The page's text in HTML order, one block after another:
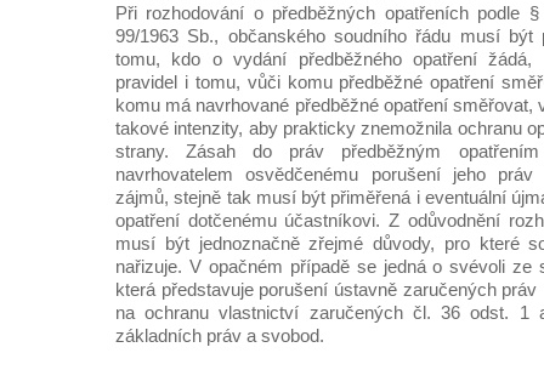
Při rozhodování o předběžných opatřeních podle
99/1963 Sb., občanského soudního řádu musí být
tomu, kdo o vydání předběžného opatření
pravidel i tomu, vůči komu předběžné opatření
komu má navrhované předběžné opatření směřovat,
takové intenzity, aby prakticky znemožnila ochranu
strany. Zásah do práv předběžným
navrhovatelem osvědčenému porušení jeho
zájmů, stejně tak musí být přiměřená i eventuální
opatření dotčenému účastníkovi. Z odůvodnění
musí být jednoznačně zřejmé důvody, pro které
nařizuje. V opačném případě se jedná o svévoli ze
která představuje porušení ústavně zaručených
na ochranu vlastnictví zaručených čl. 36 odst.
základních práv a svobod.